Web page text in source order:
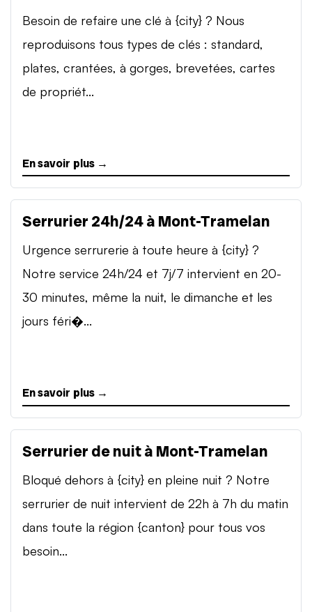
Besoin de refaire une clé à {city} ? Nous
reproduisons tous types de clés : standard,
plates, crantées, à gorges, brevetées, cartes
de propriét...
En savoir plus →
Serrurier 24h/24 à Mont-Tramelan
Urgence serrurerie à toute heure à {city} ?
Notre service 24h/24 et 7j/7 intervient en 20-
30 minutes, même la nuit, le dimanche et les
jours féri�...
En savoir plus →
Serrurier de nuit à Mont-Tramelan
Bloqué dehors à {city} en pleine nuit ? Notre
serrurier de nuit intervient de 22h à 7h du matin
dans toute la région {canton} pour tous vos
besoin...